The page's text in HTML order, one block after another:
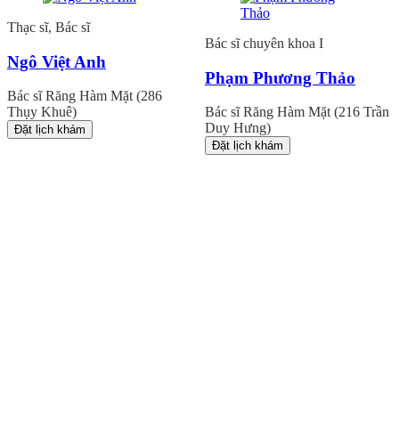
Thạc sĩ, Bác sĩ
Ngô Việt Anh
Bác sĩ Răng Hàm Mặt (286
Thụy Khuê)
Đặt lịch khám
Bác sĩ chuyên khoa I
Phạm Phương Thảo
Bác sĩ Răng Hàm Mặt (216 Trần
Duy Hưng)
Đặt lịch khám